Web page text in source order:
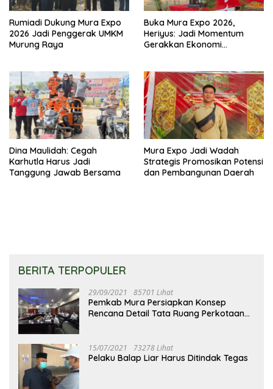
Rumiadi Dukung Mura Expo
2026 Jadi Penggerak UMKM
Murung Raya
Buka Mura Expo 2026,
Heriyus: Jadi Momentum
Gerakkan Ekonomi
Dina Maulidah: Cegah
Karhutla Harus Jadi
Tanggung Jawab Bersama
Mura Expo Jadi Wadah
Strategis Promosikan Potensi
dan Pembangunan Daerah
BERITA TERPOPULER
29/09/2021 85701 Lihat
Pemkab Mura Persiapkan Konsep
Rencana Detail Tata Ruang Perkotaan
15/07/2021 73278 Lihat
Pelaku Balap Liar Harus Ditindak Tegas